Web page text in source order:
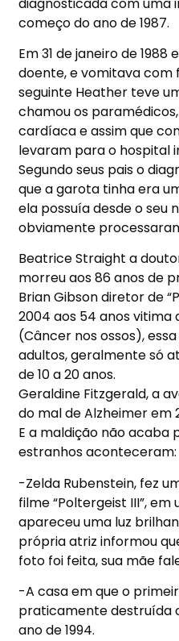
começo do ano de 1987.
Em 31 de janeiro de
doente, e vomitava com
seguinte Heather teve
chamou os
cardíaca e assim que
levaram para o hospital
Segundo seus pais o
que a garota tinha era
ela possuía desde o seu
obviamente
Beatrice Straight a
morreu aos 86 anos de
Brian Gibson diretor de
2004 aos 54 anos vitima
(Câncer nos ossos),
adultos, geralmente só
de 10 a 20 anos.
Geraldine Fitzgerald, a
do mal de Alzheimer em
E a maldição não acaba
estranhos aconteceram:
-Zelda Rubenstein, fez
filme “Poltergeist III”,
apareceu uma luz
própria atriz informou
foto foi feita, sua mãe
-A casa em que o
praticamente destruída
ano de 1994.